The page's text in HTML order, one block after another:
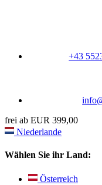
+43
frei ab EUR 399,00
Niederlande
Wählen Sie ihr Land:
Österreich